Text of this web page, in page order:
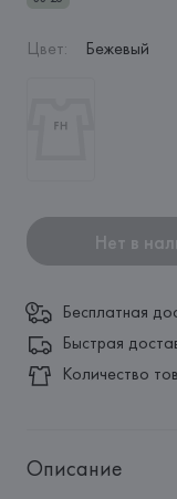
Цвет: Бежевый
Нет в
Бесплатная
Быстрая
Количество
Описание